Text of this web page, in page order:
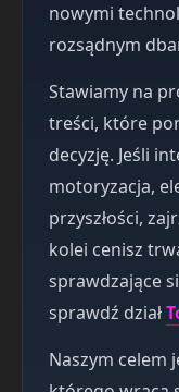
nowymi
rozsądnym
Stawiamy na
treści, które
decyzję. Jeśli
motoryzacja,
przyszłości,
kolei cenisz
sprawdzające
sprawdź dział
Naszym celem